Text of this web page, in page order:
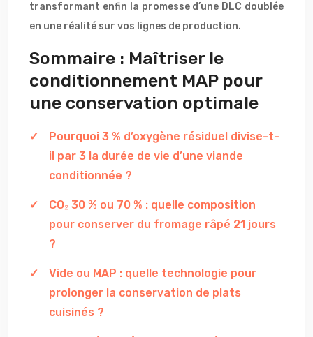
transformant enfin la promesse d’une DLC doublée
en une réalité sur vos lignes de production.
Sommaire : Maîtriser le
conditionnement MAP pour
une conservation optimale
Pourquoi 3 % d’oxygène résiduel divise-t-
il par 3 la durée de vie d’une viande
conditionnée ?
CO₂ 30 % ou 70 % : quelle composition
pour conserver du fromage râpé 21 jours
?
Vide ou MAP : quelle technologie pour
prolonger la conservation de plats
cuisinés ?